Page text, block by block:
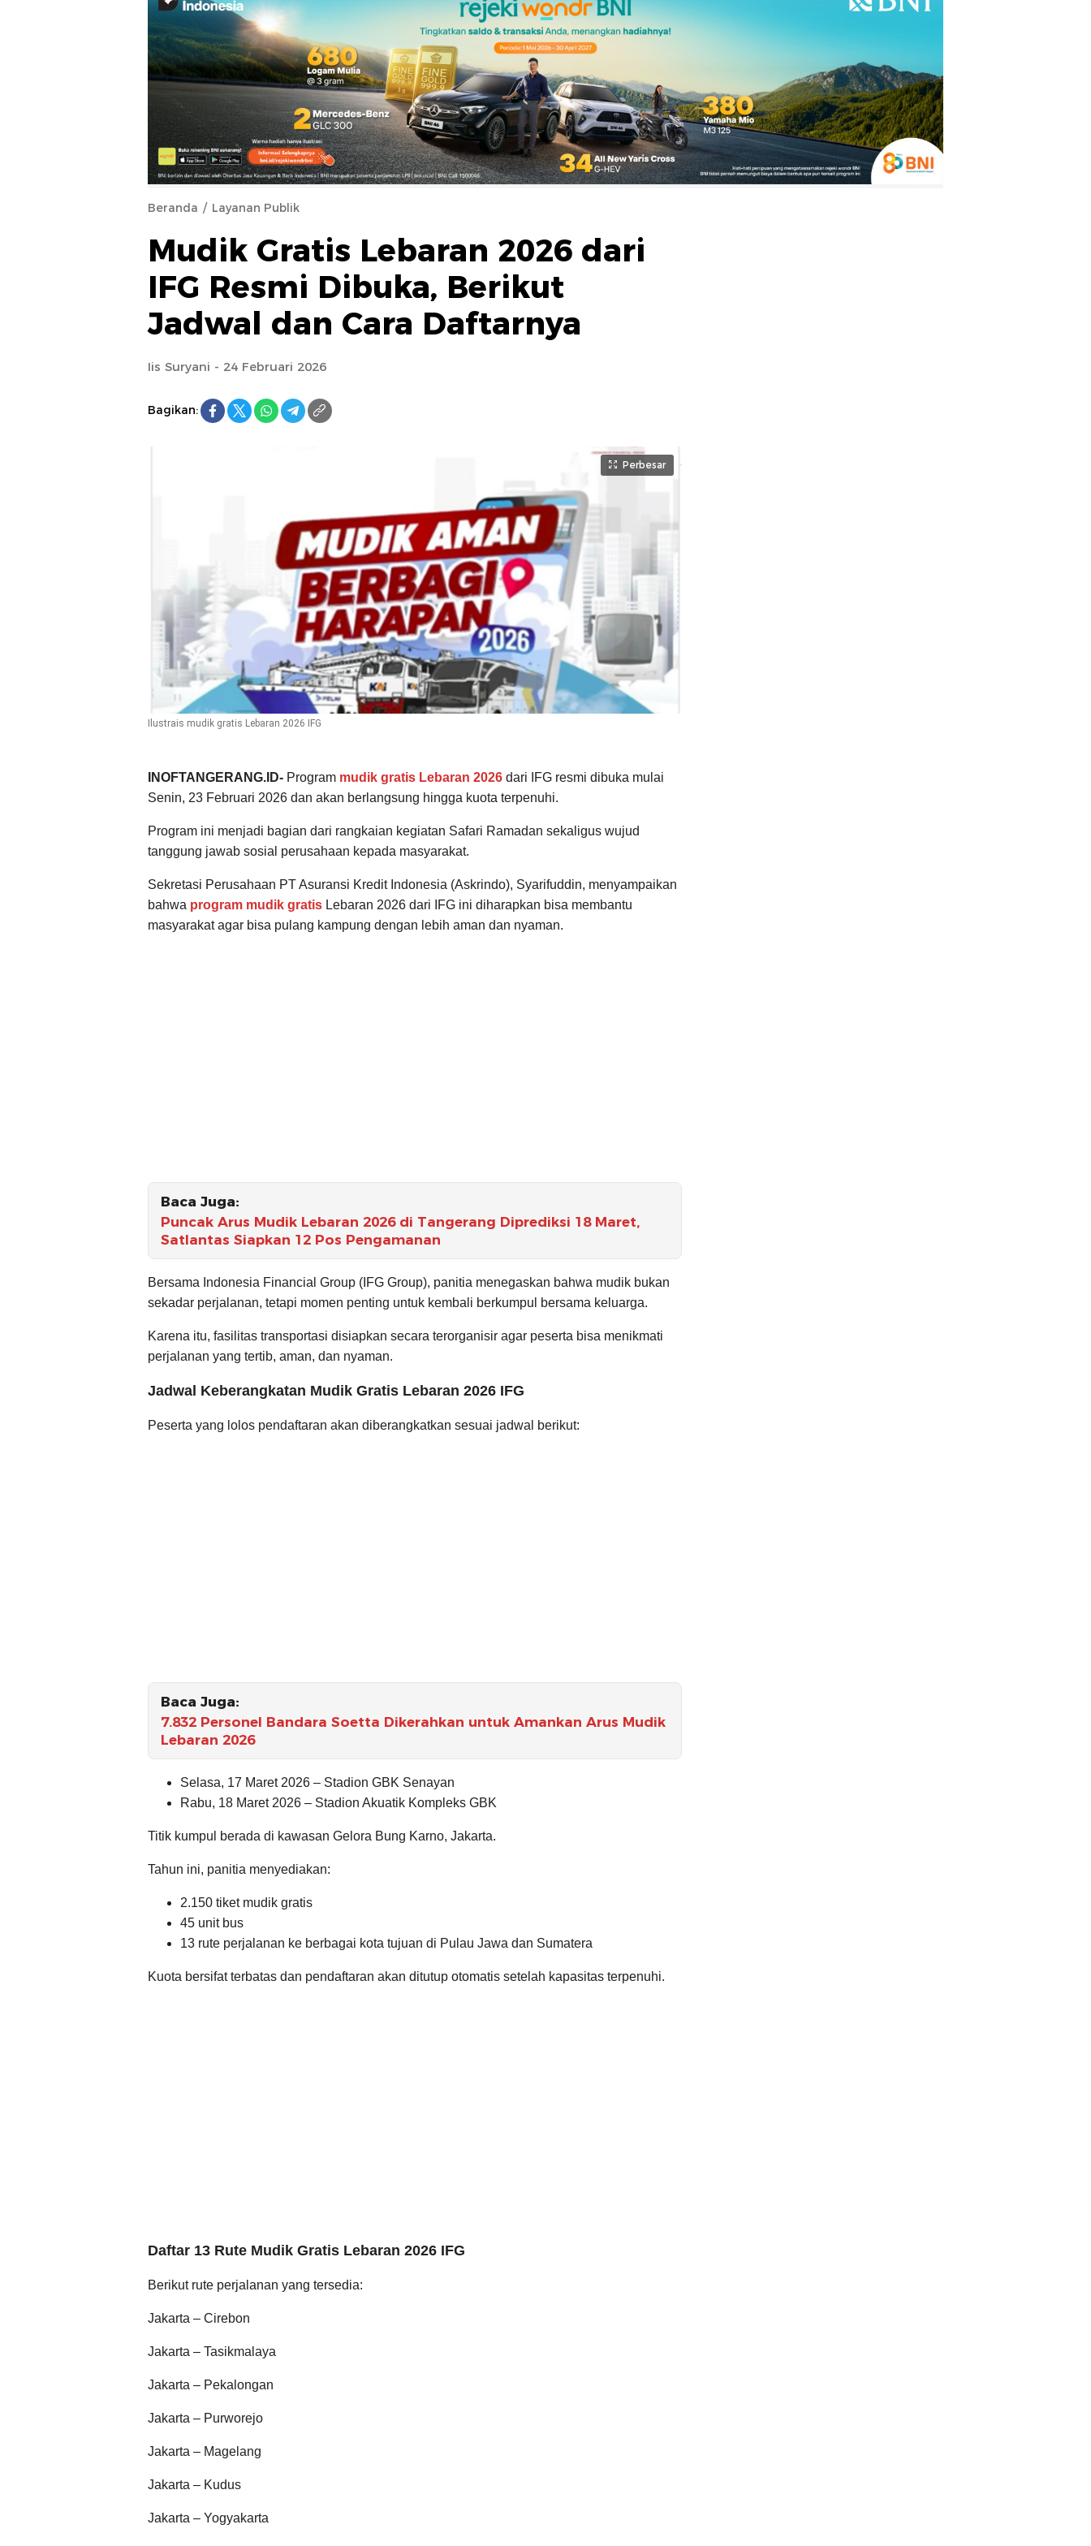
Beranda Layanan Publik
Mudik Gratis Lebaran 2026 dari
IFG Resmi Dibuka, Berikut
Jadwal dan Cara Daftarnya
Iis Suryani - 24 Februari 2026
Bagikan:
Perbesar
Ilustrais mudik gratis Lebaran 2026 IFG
INOFTANGERANG.ID- Program mudik gratis Lebaran 2026 dari IFG resmi dibuka mulai
Senin, 23 Februari 2026 dan akan berlangsung hingga kuota terpenuhi.
Program ini menjadi bagian dari rangkaian kegiatan Safari Ramadan sekaligus wujud
tanggung jawab sosial perusahaan kepada masyarakat.
Sekretasi Perusahaan PT Asuransi Kredit Indonesia (Askrindo), Syarifuddin, menyampaikan
bahwa program mudik gratis Lebaran 2026 dari IFG ini diharapkan bisa membantu
masyarakat agar bisa pulang kampung dengan lebih aman dan nyaman.
Baca Juga:
Puncak Arus Mudik Lebaran 2026 di Tangerang Diprediksi 18 Maret,
Satlantas Siapkan 12 Pos Pengamanan
Bersama Indonesia Financial Group (IFG Group), panitia menegaskan bahwa mudik bukan
sekadar perjalanan, tetapi momen penting untuk kembali berkumpul bersama keluarga.
Karena itu, fasilitas transportasi disiapkan secara terorganisir agar peserta bisa menikmati
perjalanan yang tertib, aman, dan nyaman.
Jadwal Keberangkatan Mudik Gratis Lebaran 2026 IFG
Peserta yang lolos pendaftaran akan diberangkatkan sesuai jadwal berikut:
Baca Juga:
7.832 Personel Bandara Soetta Dikerahkan untuk Amankan Arus Mudik
Lebaran 2026
Selasa, 17 Maret 2026 – Stadion GBK Senayan
Rabu, 18 Maret 2026 – Stadion Akuatik Kompleks GBK
Titik kumpul berada di kawasan Gelora Bung Karno, Jakarta.
Tahun ini, panitia menyediakan:
2.150 tiket mudik gratis
45 unit bus
13 rute perjalanan ke berbagai kota tujuan di Pulau Jawa dan Sumatera
Kuota bersifat terbatas dan pendaftaran akan ditutup otomatis setelah kapasitas terpenuhi.
Daftar 13 Rute Mudik Gratis Lebaran 2026 IFG
Berikut rute perjalanan yang tersedia:
Jakarta – Cirebon
Jakarta – Tasikmalaya
Jakarta – Pekalongan
Jakarta – Purworejo
Jakarta – Magelang
Jakarta – Kudus
Jakarta – Yogyakarta